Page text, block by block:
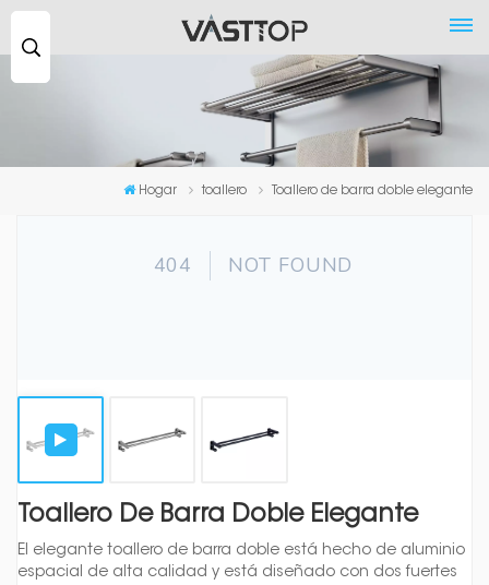
Hogar toallero Toallero de barra doble elegante
Toallero De Barra Doble Elegante
El elegante toallero de barra doble está hecho de aluminio
espacial de alta calidad y está diseñado con dos fuertes